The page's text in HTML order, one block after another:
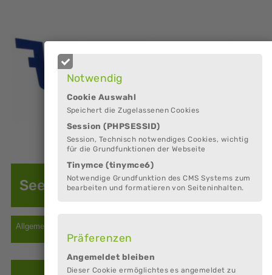
Notwendig
Cookie Auswahl
Speichert die Zugelassenen Cookies
Session (PHPSESSID)
Session, Technisch notwendiges Cookies, wichtig
für die Grundfunktionen der Webseite
Tinymce (tinymce6)
Notwendige Grundfunktion des CMS Systems zum
bearbeiten und formatieren von Seiteninhalten.
Präferenzen
Angemeldet bleiben
Dieser Cookie ermöglichtes es angemeldet zu
Seelandhallen Achtern Diek